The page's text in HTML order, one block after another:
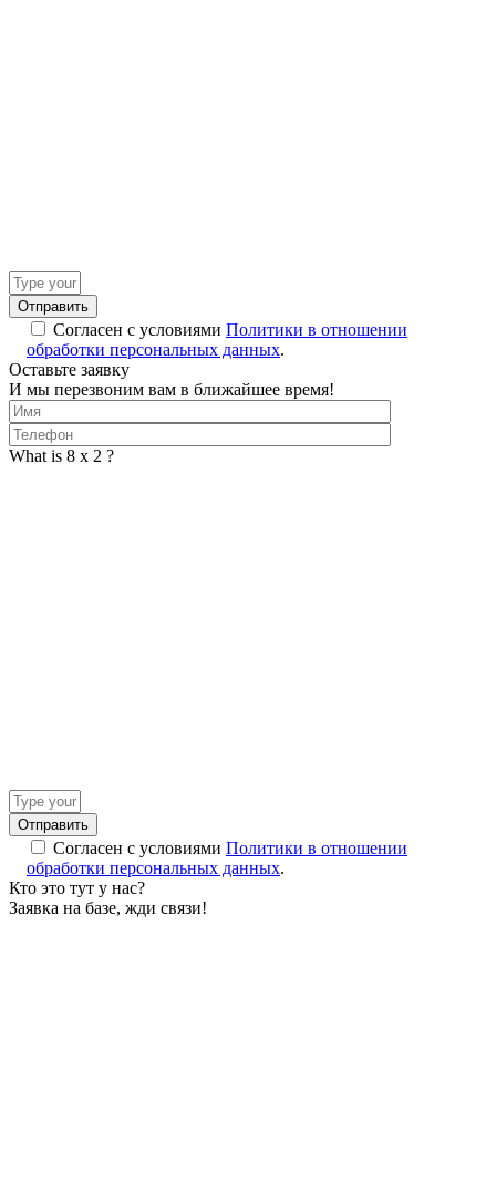
Answer
for
6
7
Согласен с условиями Политики в отношении
обработки персональных данных.
Оставьте заявку
И мы перезвоним вам в ближайшее время!
What is 8 x 2 ?
Answer
for
8
2
Согласен с условиями Политики в отношении
обработки персональных данных.
Кто это тут у нас?
Заявка на базе, жди связи!